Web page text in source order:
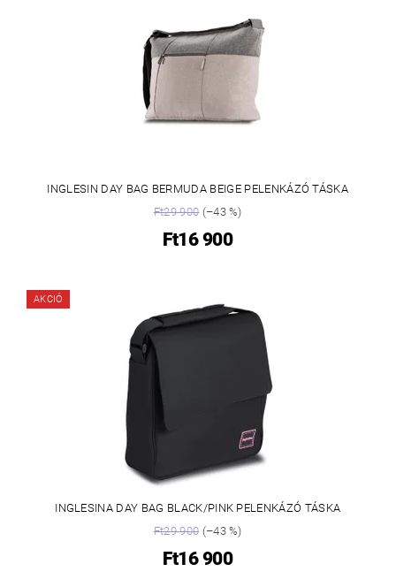
INGLESIN DAY BAG BERMUDA BEIGE PELENKÁZÓ TÁSKA
Ft29 900(–43 %)
Ft16 900
AKCIÓ
INGLESINA DAY BAG BLACK/PINK PELENKÁZÓ TÁSKA
Ft29 900(–43 %)
Ft16 900